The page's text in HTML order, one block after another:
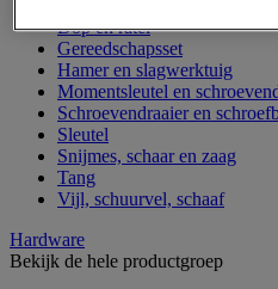
Dop en ratel
Gereedschapsset
Hamer en slagwerktuig
Momentsleutel en
Schroevendraaier en
Sleutel
Snijmes, schaar en zaag
Tang
Vijl, schuurvel, schaaf
Hardware
Bekijk de hele productgroep